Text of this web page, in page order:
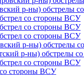
р-ны) обстрелы
со стороны ВСУ
со стороны ВСУ
со стороны ВСУ
р-ны) обстрелы
р-ны) обстрелы
со стороны ВСУ
стороны ВСУ